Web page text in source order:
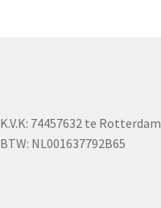
K.V.K: 74457632 te Rotterdam
BTW: NL001637792B65